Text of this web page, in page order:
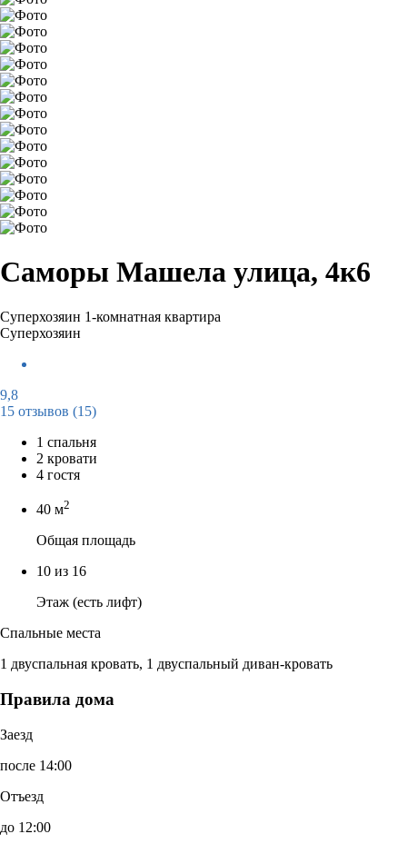
Саморы Машела улица, 4к6
Суперхозяин 1-комнатная квартира
Суперхозяин
9,8
15 отзывов (15)
1 спальня
2 кровати
4 гостя
40 м2
Общая площадь
10 из 16
Этаж (есть лифт)
Спальные места
1 двуспальная кровать, 1 двуспальный диван-кровать
Правила дома
Заезд
после 14:00
Отъезд
до 12:00